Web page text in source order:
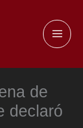
de
declaró